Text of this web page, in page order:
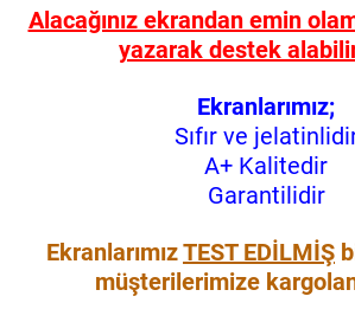
Alacağınız ekrandan emin
yazarak destek
Ekranlarımız;
Sıfır ve
A+ Kalitedir
Garantilidir
EkranlarımızTEST EDİLMİŞ
müşterilerimize